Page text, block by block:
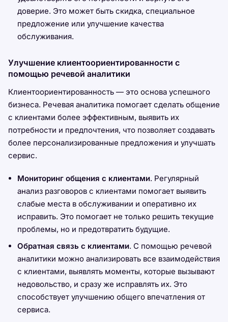
доверие. Это может быть скидка, специальное
предложение или улучшение качества
обслуживания.
Улучшение клиентоориентированности с
помощью речевой аналитики
Клиентоориентированность — это основа успешного
бизнеса. Речевая аналитика помогает сделать общение
с клиентами более эффективным, выявить их
потребности и предпочтения, что позволяет создавать
более персонализированные предложения и улучшать
сервис.
Мониторинг общения с клиентами. Регулярный
анализ разговоров с клиентами помогает выявить
слабые места в обслуживании и оперативно их
исправить. Это помогает не только решить текущие
проблемы, но и предотвратить будущие.
Обратная связь с клиентами. С помощью речевой
аналитики можно анализировать все взаимодействия
с клиентами, выявлять моменты, которые вызывают
недовольство, и сразу же исправлять их. Это
способствует улучшению общего впечатления от
сервиса.